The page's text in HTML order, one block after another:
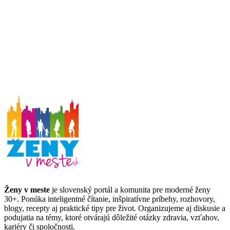
Ženy v meste je slovenský portál a komunita pre moderné ženy
30+. Ponúka inteligentné čítanie, inšpiratívne príbehy, rozhovory,
blogy, recepty aj praktické tipy pre život. Organizujeme aj diskusie a
podujatia na témy, ktoré otvárajú dôležité otázky zdravia, vzťahov,
kariéry či spoločnosti.